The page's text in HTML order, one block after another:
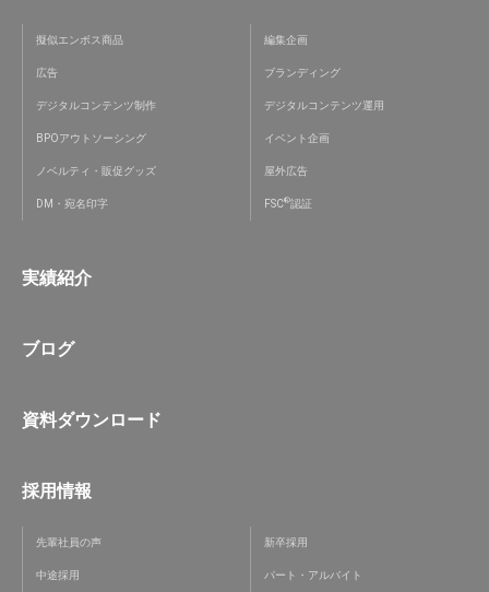
擬似エンボス商品 編集企画
広告 ブランディング
デジタルコンテンツ制作 デジタルコンテンツ運用
BPOアウトソーシング イベント企画
ノベルティ・販促グッズ 屋外広告
DM・宛名印字 FSC®認証
実績紹介
ブログ
資料ダウンロード
採用情報
先輩社員の声 新卒採用
中途採用 パート・アルバイト